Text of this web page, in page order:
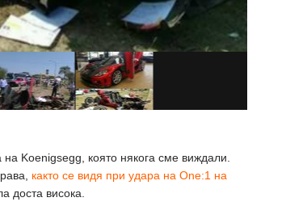
Koenigsegg, която някога сме виждали.
както се видя при удара на One:1 на
доста висока.